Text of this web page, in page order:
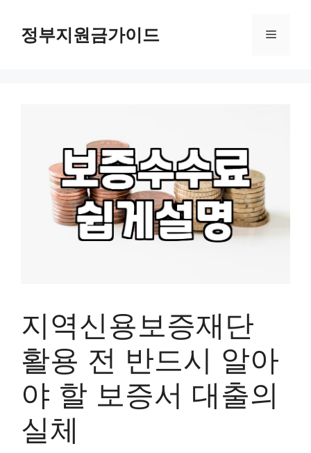
정부지원금가이드 메
지역신용보증재단
활용 전 반드시 알아
야 할 보증서 대출의
실체